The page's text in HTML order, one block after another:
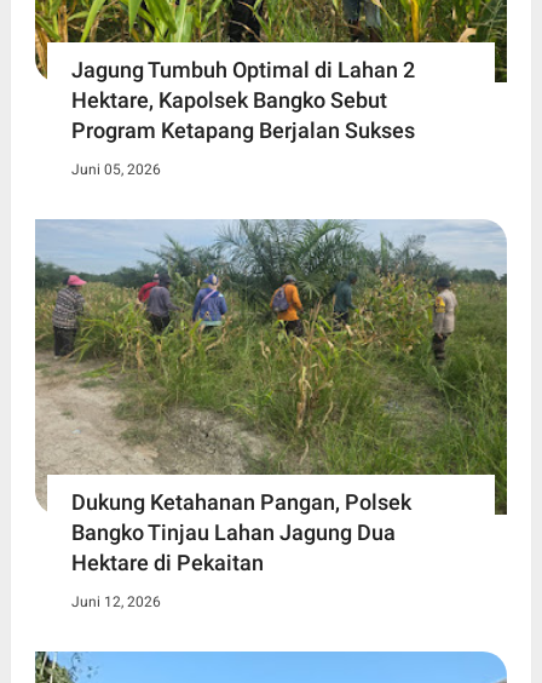
Jagung Tumbuh Optimal di Lahan 2
Hektare, Kapolsek Bangko Sebut
Program Ketapang Berjalan Sukses
Juni 05, 2026
Dukung Ketahanan Pangan, Polsek
Bangko Tinjau Lahan Jagung Dua
Hektare di Pekaitan
Juni 12, 2026